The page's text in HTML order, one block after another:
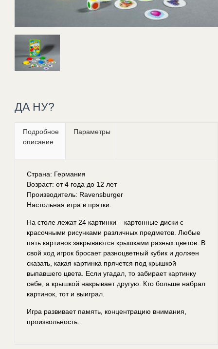
ДА НУ?
Подробное
описание
Параметры
Страна: Германия
Возраст: от 4 года до 12 лет
Производитель: Ravensburger
Настольная игра в прятки.
На столе лежат 24 картинки – картонные диски с
красочными рисунками различных предметов. Любые
пять картинок закрываются крышками разных цветов. В
свой ход игрок бросает разноцветный кубик и должен
сказать, какая картинка прячется под крышкой
выпавшего цвета. Если угадал, то забирает картинку
себе, а крышкой накрывает другую. Кто больше набрал
картинок, тот и выиграл.
Игра развивает память, концентрацию внимания,
произвольность.